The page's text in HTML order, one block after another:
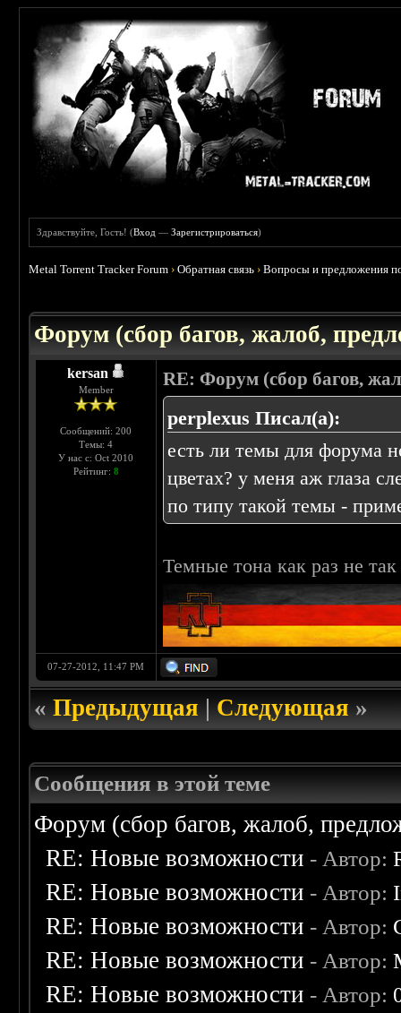
Здравствуйте, Гость! (Вход —Зарегистрироваться)
Metal Torrent Tracker Forum ›Обратная связь ›Вопросы и предложения
Форум (сбор багов, жалоб,
kersan
Member
Сообщений: 200
Темы: 4
У нас с: Oct 2010
Рейтинг: 8
RE: Форум (сбор багов,
perplexus Писал(а):
есть ли темы для форума
цветах? у меня аж глаза
по типу такой темы -
Темные тона как раз не
07-27-2012, 11:47 PM
«Предыдущая|Следующая»
Сообщения в этой теме
Форум (сбор багов, жалоб,
RE: Новые возможности - Автор:
RE: Новые возможности - Автор:
RE: Новые возможности - Автор:
RE: Новые возможности - Автор:
RE: Новые возможности - Автор: